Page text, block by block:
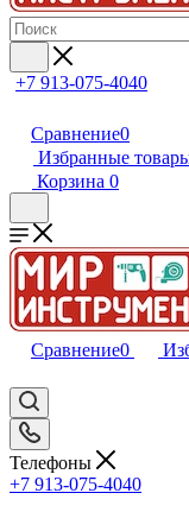
+7 913-075-4040
Сравнение0
Избранные
Корзина 0
Сравнение0
Телефоны
+7 913-075-4040